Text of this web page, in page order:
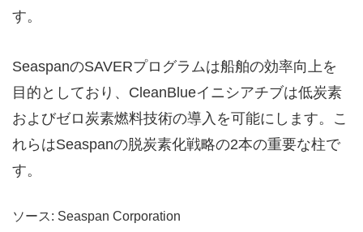
す。
SeaspanのSAVERプログラムは船舶の効率向上を
目的としており、CleanBlueイニシアチブは低炭素
およびゼロ炭素燃料技術の導入を可能にします。こ
れらはSeaspanの脱炭素化戦略の2本の重要な柱で
す。
ソース: Seaspan Corporation